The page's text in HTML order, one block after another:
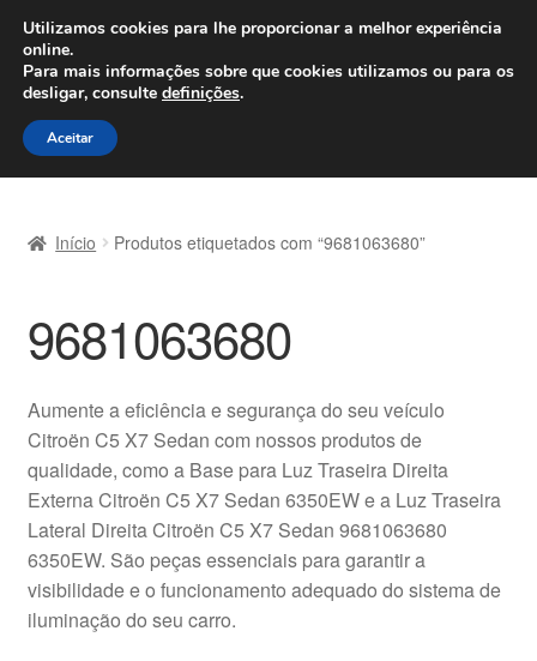
ENVIO a partir de 7 EUR
Seg-Sex, das 9h às 16h800 500 967
Ir
para
a
Saltar
para
o
Carrinho
Confira
Envio para todo o planeta
Minha conta
Pagamentos
Início Produtos etiquetados com “9681063680”
9681063680
Aumente a eficiência e segurança do seu veículo
Citroën C5 X7 Sedan com nossos produtos de
qualidade, como a Base para Luz Traseira Direita
Externa Citroën C5 X7 Sedan 6350EW e a Luz Traseira
Lateral Direita Citroën C5 X7 Sedan 9681063680
6350EW. São peças essenciais para garantir a
visibilidade e o funcionamento adequado do sistema de
iluminação do seu carro.
Utilizamos cookies para lhe proporcionar a melhor experiência
online.
Para mais informações sobre que cookies utilizamos ou para os
desligar, consulte definições.
Aceitar